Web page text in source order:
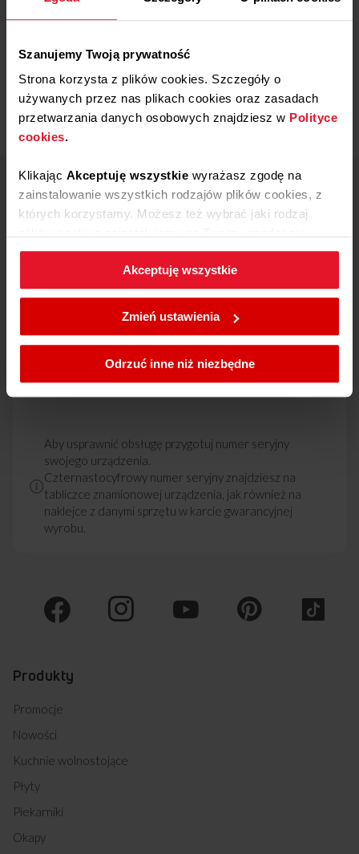
Szanujemy Twoją prywatność
Strona korzysta z plików cookies. Szczegóły o
używanych przez nas plikach cookies oraz zasadach
przetwarzania danych osobowych znajdziesz w Polityce
cookies.
Klikając Akceptuję wszystkie wyrażasz zgodę na
zainstalowanie wszystkich rodzajów plików cookies, z
których korzystamy. Możesz też wybrać jaki rodzaj
klikającZmień ustawienia.
W każdej chwili możesz zmienić wybrane przez Ciebie
ustawienia plików cookies wchodząc w zakładkę
Akceptuję wszystkie
Zmień ustawienia
Odrzuć inne niż niezbędne
Produkt nie posiada recenzji
Centrum wsparcia Amica
801 801 800
67 22 22 148
Pon - Pt
Skontaktuj się
Aby usprawnić obsługę przygotuj numer seryjny
swojego urządzenia.
Czternastocyfrowy numer seryjny znajdziesz na
tabliczce znamionowej urządzenia, jak również na
naklejce z danymi sprzętu w karcie gwarancyjnej
wyrobu.
Produkty
Promocje
Nowości
Kuchnie wolnostojące
Płyty
Piekarniki
Okapy